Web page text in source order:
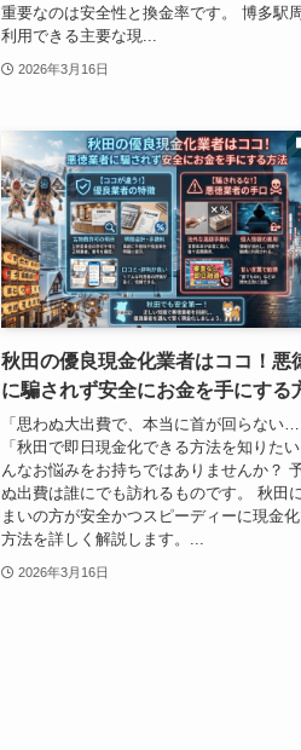
重要なのは安全性と換金率です。 博多駅
利用できる主要な現...
2026年3月16日
秋田の優良現金化業者はココ！悪
に騙されず安全にお金を手にする
「思わぬ大出費で、本当に首が回らない…
「秋田で即日現金化できる方法を知りた
んなお悩みをお持ちではありませんか？
ぬ出費は誰にでも訪れるものです。 秋田
まいの方が安全かつスピーディーに現金
方法を詳しく解説します。...
2026年3月16日